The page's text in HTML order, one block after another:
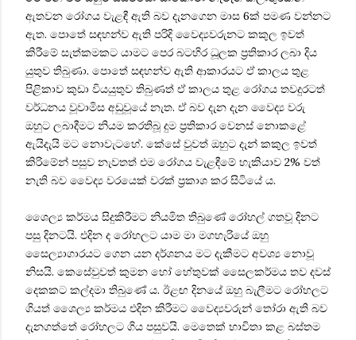
ඇතවන රෝගය වැළඳී ඇති බව දැනගෙන මාස 6ක් පමණ වන්නට
ඇත. පොතේ සඳහන්ව ඇති පරිදි වෛද්‍යවරුනට කකුල ඉවත්
කිරීමේ සැත්කමකට යාමට පෙර බටහිර ධූලක ප්‍රතිකාර ලබා දිය
යුතුව තිබුණා. පොතේ සඳහන්ව ඇති ආකාරයට ඒ කාලය තුළ
පිළිකාව කුඩා වියයුතුව තිබුණත් ඒ කාලය තුළ රෝගය තවදුරටත්
වර්ධනය වූවාමිස අඩුවූයේ නැත. ඒ බව දැන දැන වෛද්‍ය වරු
ඔහුට ලබාදීමට නියම කරතිබූ දුම ප්‍රතිකාර වෙනස් නොකළේ
ඇයිදැයි මට නොවැටහේ. කේසේ වුවත් ඔහුට දැන් කකුල ඉවත්
කිරිමේන් පසුව නැවතත් එම රෝගය වැළඳීමේ හැකියාව 2% වත්
නැති බව වෛද්‍ය වරයෙක් වරක් ප්‍රකාශ කර සිටියේ ය.
ශෛල්‍ය කර්මය සිදුකිරීමට නියමිත තිබුණේ රෝහල් ගතවූ දිනට
පසු දිනටයි. එදින ද රෝහලට යාම මා මගහැරියේ ඔහු
සෛල්‍යාගාරයට ගෙන යන දර්ශනය මට දැකීමට අවශ්‍ය නොවූ
නිසයි. කෙසේවුවත් කුමන හෝ හේතුවක් සෛලකර්මය තව දවස්
දෙකකට කල්දමා තිබුණේ ය. ඊළඟ දිනයේ ඔහු බැලීමට රෝහලට
ගියත් ශෛල්‍ය කර්මය එදින කිරීමට වෛද්‍යවරුන් තෝරා ඇති බව
දැනගත්තේ රෝහලට ගිය පසුවයි. මෙතෙක් භාවිතා කළ බස්තම